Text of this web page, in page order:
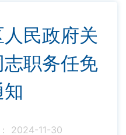
民政府关
职务任免
2024-11-30